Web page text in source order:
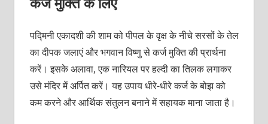
पद्मिनी एकादशी की शाम को पीपल के वृक्ष के नीचे सरसों के तेल
का दीपक जलाएं और भगवान विष्णु से कर्ज मुक्ति की प्रार्थना
करें। इसके अलावा, एक नारियल पर हल्दी का तिलक लगाकर
उसे मंदिर में अर्पित करें। यह उपाय धीरे-धीरे कर्ज के बोझ को
कम करने और आर्थिक संतुलन बनाने में सहायक माना जाता है।